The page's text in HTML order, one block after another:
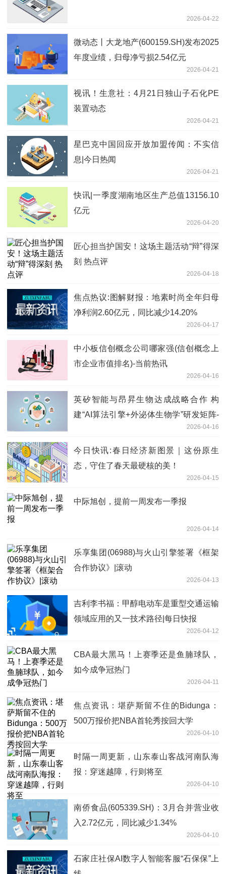
2026-04-22
微动态丨大龙地产(600159.SH)发布2025
年度业绩，归母净亏损2.54亿元
2026-04-21
视讯！生意社：4月21日独山子石化PE
装置动态
2026-04-21
星巴克中国回应开放加盟传闻：不实信
息|今日热闻
2026-04-21
快讯|一季度湖南地区生产总值13156.10
亿元
2026-04-20
匠心担当护国安！这场主题活动“辩”得深
刻 热点评
2026-04-18
焦点热议:图解财报：地素时尚全年归母
净利润2.60亿元，同比减少14.20%
2026-04-17
中小板信创概念公司哪家强(信创概念上
市企业市值排名)-当前热讯
2026-04-16
英矽智能与昂昇生物达成战略合作 构
建“AI算法引擎+外泌体生物学”研发矩阵-
2026-04-16
今日快讯:春日经济新图景｜这份原生
态，守住了春天最硬核的美！
2026-04-15
中际旭创，提前一周发布一季报
2026-04-14
乐享集团(06988)与火山引擎签署《框架
合作协议》|滚动
2026-04-13
吉利李书福：甲醇电动车是重型交通运输
领域应用的又一技术路径|每日快报
2026-04-12
CBA最大黑马！上赛季还是鱼腩球队，
如今成争冠热门
2026-04-11
焦点资讯：堪萨斯留不住的Bidunga：
500万报价把NBA首轮秀按回大学
2026-04-10
时隔一周更新，山东泰山客战河南队海
报：穿迷越障，行则将至
2026-04-10
南侨食品(605339.SH)：3月合并营业收
入2.72亿元，同比减少1.34%
2026-04-10
石家庄社保AI数字人智能客服“石保保”上